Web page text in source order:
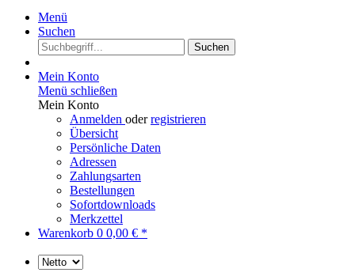
Menü
Suchen
Suchen
Mein Konto
Menü schließen
Mein Konto
Anmelden oderregistrieren
Übersicht
Persönliche Daten
Adressen
Zahlungsarten
Bestellungen
Sofortdownloads
Merkzettel
Warenkorb 0 0,00 € *